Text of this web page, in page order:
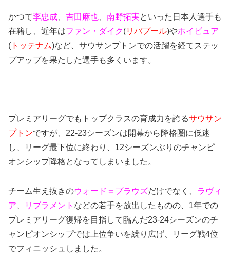
かつて李忠成 吉田麻也 南野拓実といった日本人選手も
在籍し、近年はファン・ダイク(リバプール)やホイビュア
( トッテナム)など、サウサンプトンでの活躍を経てステッ
プアップを果たした選手も多くいます。
プレミアリーグでもトップクラスの育成力を誇るサウサン
プトンですが、22-23シーズンは開幕から降格圏に低迷
し、リーグ最下位に終わり、12シーズンぶりのチャンピ
オンシップ降格となってしまいました。
チーム生え抜きのウォード＝プラウズだけでなく、 ラヴィ
ア
リブラメント などの若手を放出したものの、1年での
プレミアリーグ復帰を目指して臨んだ23-24シーズンのチ
ャンピオンシップでは上位争いを繰り広げ、リーグ戦4位
でフィニッシュしました。